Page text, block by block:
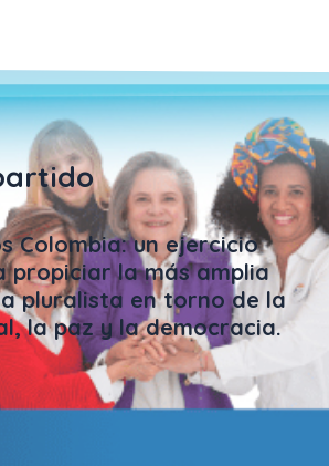
Colombia: un ejercicio
propiciar la más amplia
pluralista en torno de la
la paz y la democracia.